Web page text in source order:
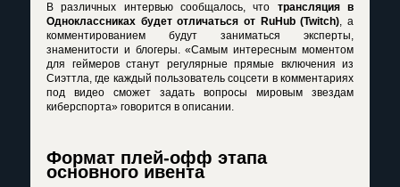
В различных интервью сообщалось, что трансляция в
Одноклассниках будет отличаться от RuHub (Twitch), а
комментированием будут заниматься эксперты,
знаменитости и блогеры. «Самым интересным моментом
для геймеров станут регулярные прямые включения из
Сиэттла, где каждый пользователь соцсети в комментариях
под видео сможет задать вопросы мировым звездам
киберспорта» говорится в описании.
Формат плей-офф этапа
основного ивента